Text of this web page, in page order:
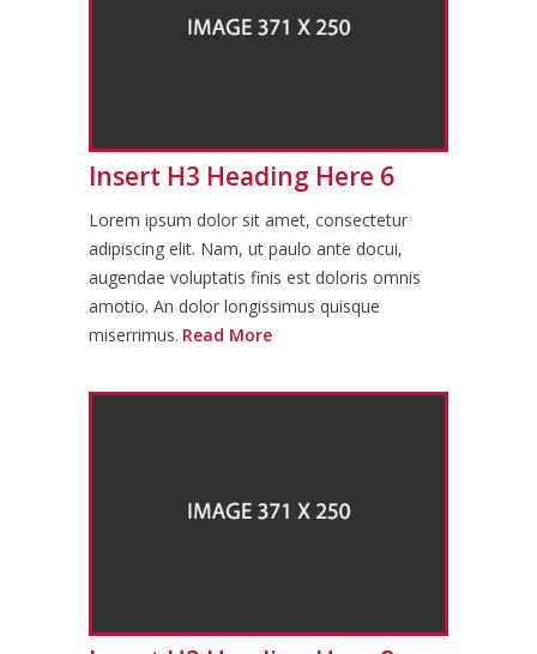
Insert H3 Heading Here 6
Lorem ipsum dolor sit amet, consectetur
adipiscing elit. Nam, ut paulo ante docui,
augendae voluptatis finis est doloris omnis
amotio. An dolor longissimus quisque
miserrimus. Read More